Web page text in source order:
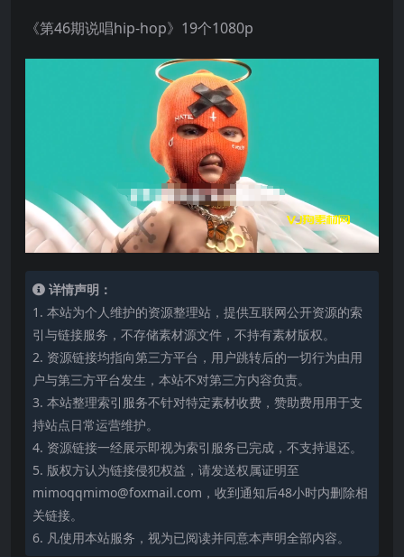
《第46期说唱hip-hop》19个1080p
详情声明：
1. 本站为个人维护的资源整理站，提供互联网公开资源的索
引与链接服务，不存储素材源文件，不持有素材版权。
2. 资源链接均指向第三方平台，用户跳转后的一切行为由用
户与第三方平台发生，本站不对第三方内容负责。
3. 本站整理索引服务不针对特定素材收费，赞助费用用于支
持站点日常运营维护。
4. 资源链接一经展示即视为索引服务已完成，不支持退还。
5. 版权方认为链接侵犯权益，请发送权属证明至
mimoqqmimo@foxmail.com，收到通知后48小时内删除相
关链接。
6. 凡使用本站服务，视为已阅读并同意本声明全部内容。